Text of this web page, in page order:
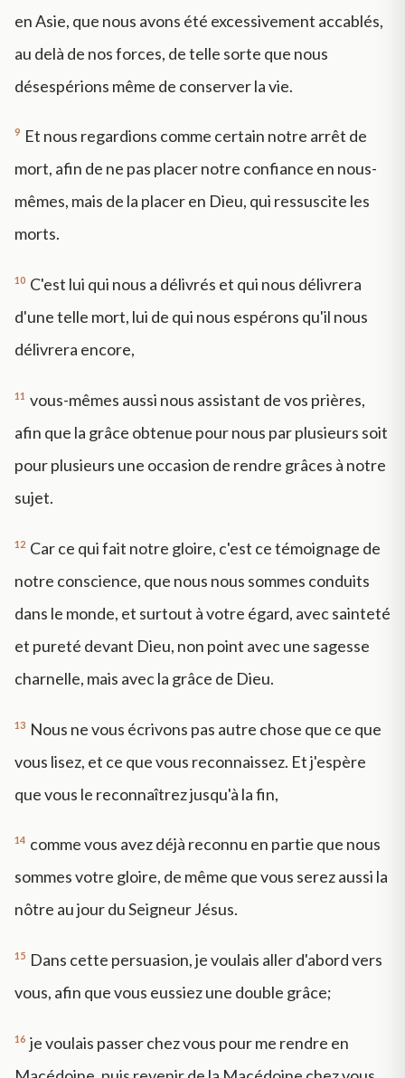
en Asie, que nous avons été excessivement accablés,
au delà de nos forces, de telle sorte que nous
désespérions même de conserver la vie.
9 Et nous regardions comme certain notre arrêt de
mort, afin de ne pas placer notre confiance en nous-
mêmes, mais de la placer en Dieu, qui ressuscite les
morts.
10 C'est lui qui nous a délivrés et qui nous délivrera
d'une telle mort, lui de qui nous espérons qu'il nous
délivrera encore,
11 vous-mêmes aussi nous assistant de vos prières,
afin que la grâce obtenue pour nous par plusieurs soit
pour plusieurs une occasion de rendre grâces à notre
sujet.
12 Car ce qui fait notre gloire, c'est ce témoignage de
notre conscience, que nous nous sommes conduits
dans le monde, et surtout à votre égard, avec sainteté
et pureté devant Dieu, non point avec une sagesse
charnelle, mais avec la grâce de Dieu.
13 Nous ne vous écrivons pas autre chose que ce que
vous lisez, et ce que vous reconnaissez. Et j'espère
que vous le reconnaîtrez jusqu'à la fin,
14 comme vous avez déjà reconnu en partie que nous
sommes votre gloire, de même que vous serez aussi la
nôtre au jour du Seigneur Jésus.
15 Dans cette persuasion, je voulais aller d'abord vers
vous, afin que vous eussiez une double grâce;
16 je voulais passer chez vous pour me rendre en